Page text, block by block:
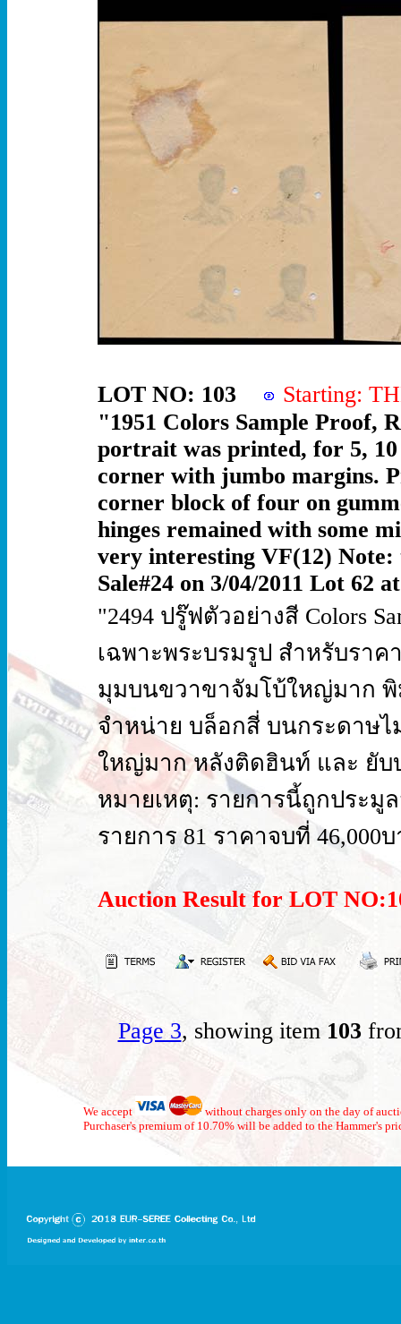
LOT NO: 103
Starting:
"1951 Colors Sample Proof,
portrait was printed, for 5,
corner with jumbo margins.
corner block of four on
hinges remained with some
very interesting VF(12) Note:
Sale#24 on 3/04/2011 Lot 62
"2494 ปรู๊ฟตัวอย่างสี Colors
เฉพาะพระบรมรูป สำหรับราค
มุมบนขวาขาจัมโบ้ใหญ่มาก
จำหน่าย บล็อกสี่ บนกระดาษ
ใหญ่มาก หลังติดฮินท์ และ ยับ
หมายเหตุ: รายการนี้ถูกประมูล
รายการ 81 ราคาจบที่ 46,000
Auction Result for LOT
Page 3, showing item 103
We accept
without charges only on the day of
Purchaser's premium of 10.70% will be added to the Hammer's